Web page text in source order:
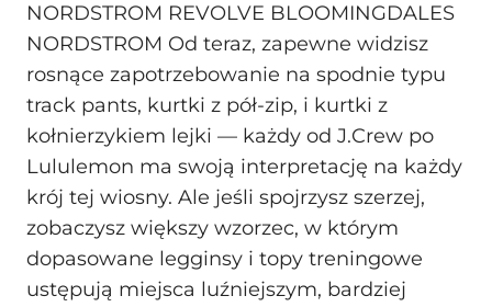
NORDSTROM REVOLVE BLOOMINGDALES
NORDSTROM Od teraz, zapewne widzisz
rosnące zapotrzebowanie na spodnie typu
track pants, kurtki z pół-zip, i kurtki z
kołnierzykiem lejki — każdy od J.Crew po
Lululemon ma swoją interpretację na każdy
krój tej wiosny. Ale jeśli spojrzysz szerzej,
zobaczysz większy wzorzec, w którym
dopasowane legginsy i topy treningowe
ustępują miejsca luźniejszym, bardziej